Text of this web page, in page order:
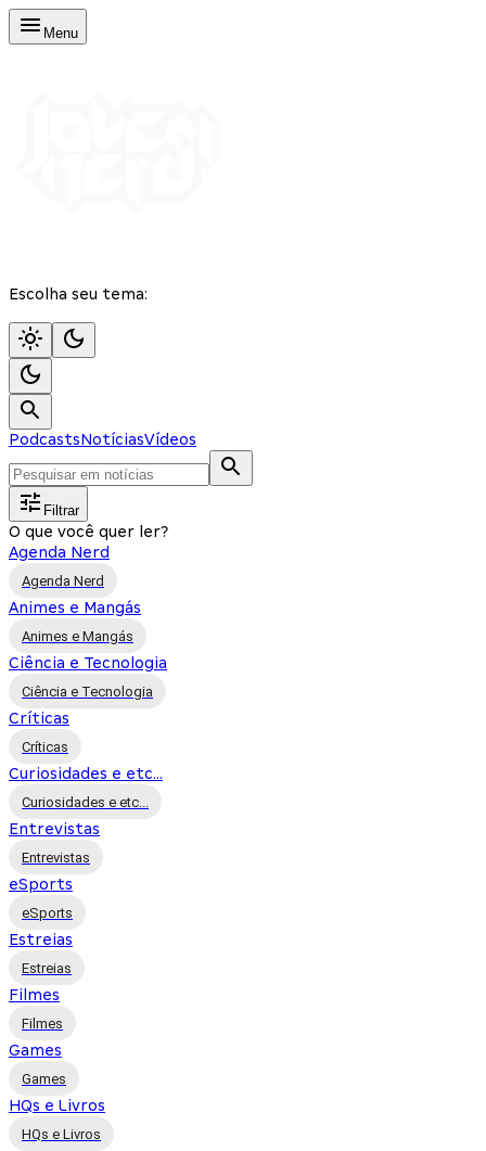
Menu
Escolha seu tema:
PodcastsNotíciasVídeos
Filtrar
O que você quer ler?
Agenda Nerd
Agenda Nerd
Animes e Mangás
Animes e Mangás
Ciência e Tecnologia
Ciência e Tecnologia
Críticas
Críticas
Curiosidades e etc...
Curiosidades e etc...
Entrevistas
Entrevistas
eSports
eSports
Estreias
Estreias
Filmes
Filmes
Games
Games
HQs e Livros
HQs e Livros